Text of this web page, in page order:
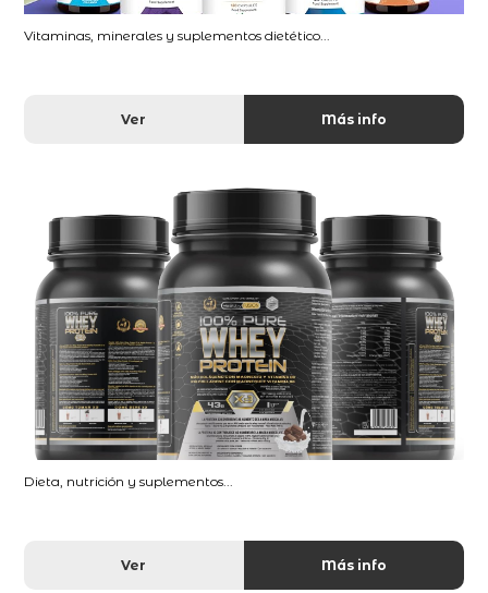
Vitaminas, minerales y suplementos dietético...
Ver Más info
Dieta, nutrición y suplementos...
Ver Más info